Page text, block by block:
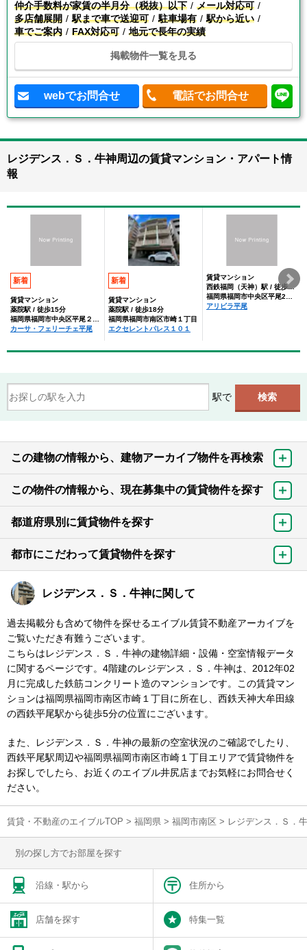
仲介手数料が家賃の半月分（税抜）以下
メール対応可
多店舗展開
駅まで車で送迎可 駐車場有
駅から近い
車でご案内
FAX対応可 地元で長年の実績
掲載物件一覧を見る
webでお問合せ 電話でお問合せ
レジデンス．Ｓ．牛神周辺の賃貸マンション・アパート情
報
新着
賃貸マンション
薬院駅 / 徒歩15分
カーサ・フェリーチェ平尾
新着
賃貸マンション
薬院駅 / 徒歩18分
福岡県福岡市南区市崎１丁目
エクセレントパレス１０１
賃貸マンション
西鉄福岡（天神）駅 / 徒歩28分
アリビラ平尾
駅で
この建物の情報から、建物アーカイブ物件を再検索
この物件の情報から、現在募集中の賃貸物件を探す
都道府県別に賃貸物件を探す
都市にこだわって賃貸物件を探す
レジデンス．Ｓ．牛神に関して
過去掲載分も含めて物件を探せるエイブル賃貸不動産アーカイブを
ご覧いただき有難うございます。
こちらはレジデンス．Ｓ．牛神の建物詳細・設備・空室情報データ
に関するページです。4階建のレジデンス．Ｓ．牛神は、2012年02
月に完成した鉄筋コンクリート造のマンションです。この賃貸マン
ションは福岡県福岡市南区市崎１丁目に所在し、西鉄天神大牟田線
の西鉄平尾駅から徒歩5分の位置にございます。
また、レジデンス．Ｓ．牛神の最新の空室状況のご確認でしたり、
西鉄平尾駅周辺や福岡県福岡市南区市崎１丁目エリアで賃貸物件を
お探しでしたら、お近くのエイブル井尻店までお気軽にお問合せく
ださい。
賃貸・不動産のエイブルTOP > 福岡県 > 福岡市南区 > レジデンス．Ｓ．
別の探し方でお部屋を探す
沿線・駅から 住所から
店舗を探す 特集一覧